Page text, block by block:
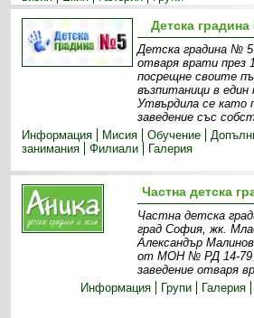
Детска
Детска градина №
отваря врати през
посрещне своите
възпитаници в един
Утвърдила се като
заведение със
Информация
Мисия Обучение
занимания
Филиали Галерия
Частна детска
Частна детска
град София, жк.
Александър
от МОН № РД 14-79
заведение отваря
Информация
Групи Галерия